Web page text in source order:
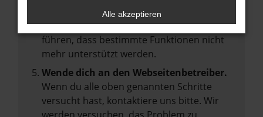
Veraltete Software birgt nicht nur ein
Sicherheitsrisiko, sondern kann auch dazu
führen, dass bestimmte Funktionen nicht
mehr unterstützt werden.
Wende dich an den Webseitenbetreiber.
Wenn du alle oben genannten Schritte
versucht hast, kontaktiere uns bitte. Wir
Alle akzeptieren